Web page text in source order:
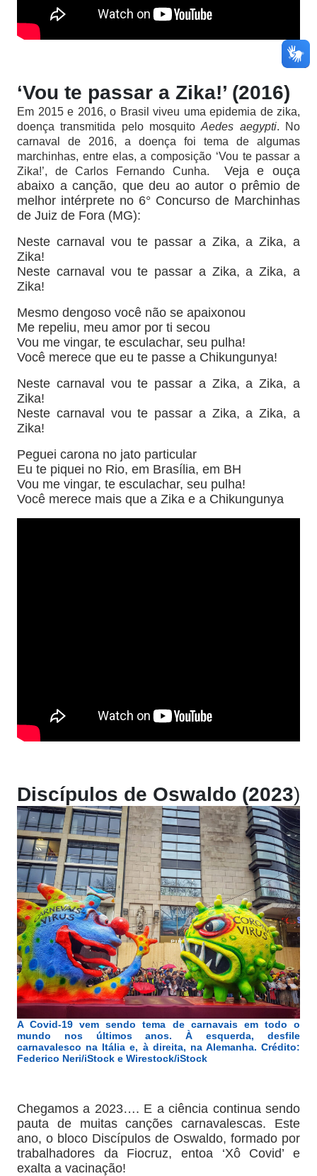
‘Vou te passar a Zika!’ (2016)
Em 2015 e 2016, o Brasil viveu uma epidemia de zika,
doença transmitida pelo mosquitoAedes aegypti. No
carnaval de 2016, a doença foi tema de algumas
marchinhas, entre elas, a composição ‘Vou te passar a
Zika!’, de Carlos Fernando Cunha.
Veja e ouça
abaixo a canção, que deu ao autor o prêmio de
melhor intérprete no 6° Concurso de Marchinhas
de Juiz de Fora (MG):
Neste carnaval vou te passar a Zika, a Zika, a
Zika!
Neste carnaval vou te passar a Zika, a Zika, a
Zika!
Mesmo dengoso você não se apaixonou
Me repeliu, meu amor por ti secou
Vou me vingar, te esculachar, seu pulha!
Você merece que eu te passe a Chikungunya!
Neste carnaval vou te passar a Zika, a Zika, a
Zika!
Neste carnaval vou te passar a Zika, a Zika, a
Zika!
Peguei carona no jato particular
Eu te piquei no Rio, em Brasília, em BH
Vou me vingar, te esculachar, seu pulha!
Você merece mais que a Zika e a Chikungunya
Discípulos de Oswaldo (2023)
A Covid-19 vem sendo tema de carnavais em todo o
mundo nos últimos anos. À esquerda, desfile
carnavalesco na Itália e, à direita, na Alemanha. Crédito:
Federico Neri/iStock e Wirestock/iStock
Chegamos a 2023…. E a ciência continua sendo
pauta de muitas canções carnavalescas. Este
ano, o bloco Discípulos de Oswaldo, formado por
trabalhadores da Fiocruz, entoa ‘Xô Covid’ e
exalta a vacinação!